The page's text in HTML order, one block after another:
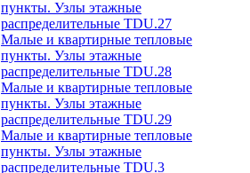
пункты. Узлы этажные
распределительные TDU.27
Малые и квартирные тепловые
пункты. Узлы этажные
распределительные TDU.28
Малые и квартирные тепловые
пункты. Узлы этажные
распределительные TDU.29
Малые и квартирные тепловые
пункты. Узлы этажные
распределительные TDU.3